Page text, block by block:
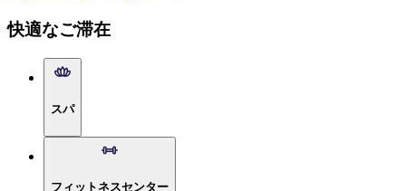
快適なご滞在
スパ
フィットネスセンター